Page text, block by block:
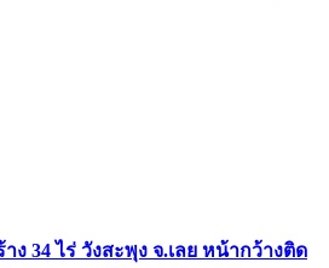
34 ไร่ วังสะพุง จ.เลย หน้ากว้างติด